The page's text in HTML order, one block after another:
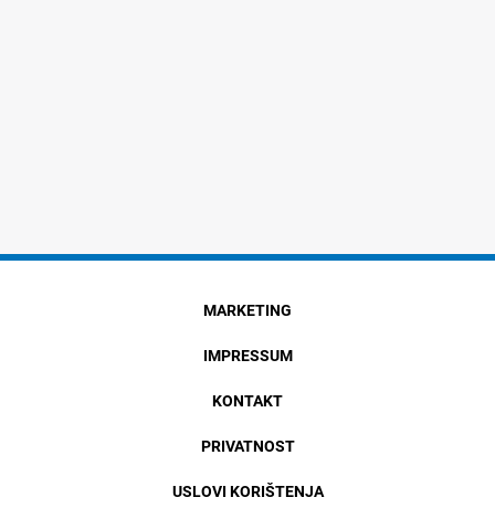
MARKETING
IMPRESSUM
KONTAKT
PRIVATNOST
USLOVI KORIŠTENJA